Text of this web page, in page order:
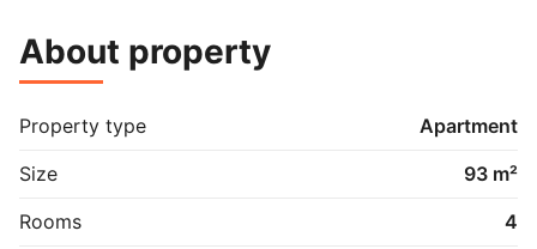
står klar til overtagelse i slutningen af året.
fleste gulve, vægge og lofter samt samtlige døre
fornyes.
. lang entre,
About property
Property type
Apartment
Size
93 m²
Rooms
4